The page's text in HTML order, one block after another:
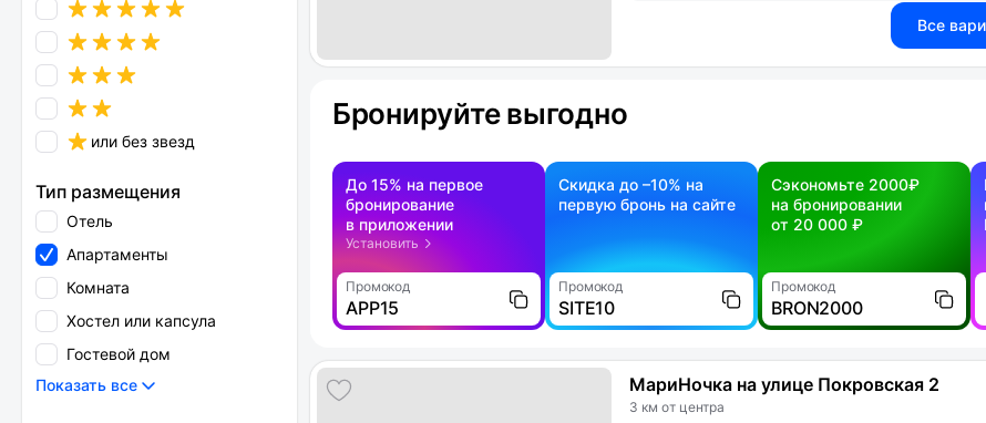
или без звезд
Тип размещения
Отель
Апартаменты
Комната
Хостел или капсула
Гостевой дом
Показать все
Все
Бронируйте выгодно
До 15% на первое
бронирование
в приложении
Установить
Промокод
APP15
Скидка до –10% на
первую бронь на сайте
Промокод
SITE10
Сэкономьте 2000₽
на бронировании
от 20 000 ₽
Промокод
BRON2000
МариНочка на улице Покровская 2
3 км от центра